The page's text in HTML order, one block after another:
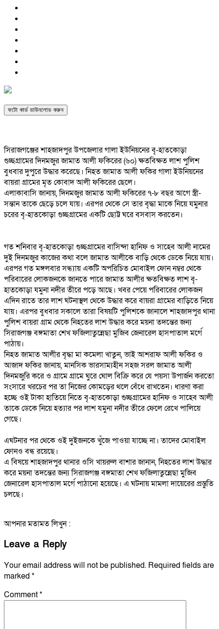
ফটো কার্ড ডাউনলোড করুন
সিরাজগঞ্জের শাহজাদপুর উপজেলার গালা ইউনিয়নের বৃ-হাতকোড়া
গুচ্ছগ্রামের দিনমজুর জামাত আলী ফকিরের (৬০) ক্ষতবিক্ষত লাশ পুলিশ
বুধবার দুপুরে উদ্ধার করেছে। নিহত জামাত আলী ফকির গালা ইউনিয়নের
বায়রা গ্রামের মৃত কোবাদ আলী ফকিরের ছেলে।
এলাকাবাসি জানায়, দিনমজুর জামাত আলী ফকিরের ৭-৮ বছর আগে স্ত্রী-
সন্তান তাকে ছেড়ে চলে যায়। এরপর থেকে সে তার বৃদ্ধা মাকে নিয়ে যমুনার
চরের বৃ-হাতকোড়া গুচ্ছগ্রামের একটি ছোট্ট ঘরে বসবাস করতেন।
গত শনিবার বৃ-হাতকোড়া গুচ্ছগ্রামের বাসিন্দা হানিফ ও সাহেব আলী নামের
দুই দিনমজুর কাজের কথা বলে জামাত আলীকে বাড়ি থেকে ডেকে নিয়ে যায়।
এরপর গত মঙ্গলবার সন্ধ্যায় একটি অপরিচিত মোবাইল ফোন নম্বর থেকে
পরিবারের লোকজনকে জানতে পারে জামাত আলীর ক্ষতবিক্ষত লাশ বৃ-
হাতকোড়া যমুনা নদীর তীরে পড়ে আছে। খবর পেয়ে পরিবারের লোকজন
এদিন রাতে তার লাশ ঘটনাস্থল থেকে উদ্ধার করে বায়রা গ্রামের বাড়িতে নিয়ে
যায়। এরপর বুধবার সকালে তারা বিষয়টি পুলিশকে জানালে শাহজাদপুর থানা
পুলিশ বায়রা গ্রাম থেকে নিহতের লাশ উদ্ধার করে ময়না তদন্তের জন্য
সিরাজগঞ্জ বঙ্গমাতা শেখ ফজিলাতুন্নেছা মুজিব জেনারেল হাসপাতাল মর্গে
পাঠায়।
নিহত জামাত আলীর বৃদ্ধা মা কমেলা খাতুন, ভাই আশরাফ আলী ফকির ও
আজাদ ফকির জানায়, মানসিক ভারসাম্যহীন সহজ সরল জামাত আলী
দিনমজুরি করে ও গ্রামে গ্রামে ঘুরে ঘোল বিক্রি করে যে পয়সা উপার্জন করতো
সংসারে খরচের পর তা নিজের কোমড়ের থলে বেঁধে রাখতেন। ধারণা করা
হচ্ছে ওই টাকা হাতিয়ে নিতে বৃ-হাতকোড়া গুচ্ছগ্রামের হানিফ ও সাহেব আলী
তাকে ডেকে নিয়ে হত্যার পর লাশ যমুনা নদীর তীরে ফেলে রেখে পালিয়ে
গেছে।
এঘটনার পর থেকে ওই দুইজনকে খুঁজে পাওয়া যাচ্ছে না। তাদের মোবাইল
ফোনও বন্ধ রয়েছে।
এ বিষয়ে শাহজাদপুর থানার ওসি খায়রুল বাশার জানান, নিহতের লাশ উদ্ধার
করে ময়না তদন্তের জন্য সিরাজগঞ্জ বঙ্গমাতা শেখ ফজিলাতুন্নেছা মুজিব
জেনারেল হাসপাতাল মর্গে পাঠানো হয়েছে। এ ঘটনায় মামলা দায়েরের প্রস্তুতি
চলছে।
আপনার মতামত লিখুন :
Leave a Reply
Your email address will not be published. Required fields are
marked *
Comment*